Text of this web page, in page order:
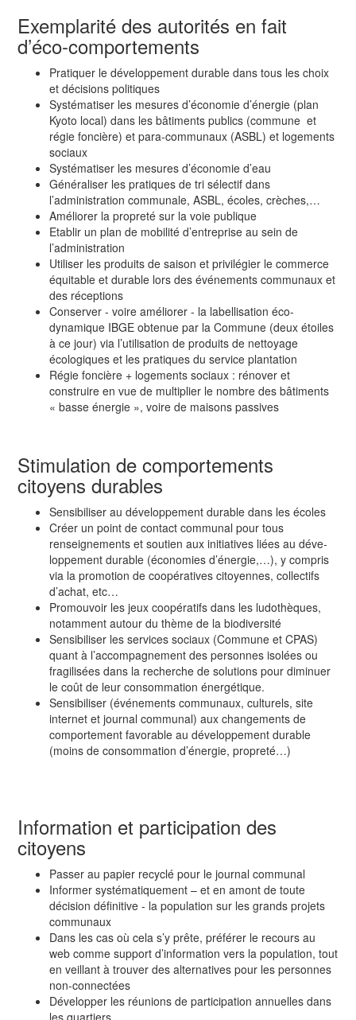
Exemplarité des autorités en fait
d’éco-comportements
Pratiquer le développement durable dans tous les choix
et décisions politiques
Systématiser les mesures d’économie d’énergie (plan
Kyoto local) dans les bâtiments publics (commune et
régie foncière) et para-communaux (ASBL) et logements
sociaux
Systématiser les mesures d’économie d’eau
Généraliser les pratiques de tri sélectif dans
l’administration communale, ASBL, écoles, crèches,…
Améliorer la propreté sur la voie publique
Etablir un plan de mobilité d’entreprise au sein de
l’administration
Utiliser les produits de saison et privilégier le commerce
équitable et durable lors des événements com­munaux et
des réceptions
Conserver - voire améliorer - la labellisation éco-
dynamique IBGE obtenue par la Commune (deux étoiles
à ce jour) via l’utilisation de produits de nettoyage
écologiques et les pratiques du service plantation
Régie foncière + logements sociaux : rénover et
construire en vue de multiplier le nombre des bâtiments
« basse énergie », voire de maisons passives
Stimulation de comportements
citoyens durables
Sensibiliser au développement durable dans les écoles
Créer un point de contact communal pour tous
renseignements et soutien aux initiatives liées au déve­
loppement durable (économies d’énergie,…), y compris
via la promotion de coopératives citoyennes, col­lec­tifs
d’achat, etc…
Promouvoir les jeux coopératifs dans les ludothèques,
notamment autour du thème de la biodiversité
Sensibiliser les services sociaux (Commune et CPAS)
quant à l’accompagnement des personnes isolées ou
fragilisées dans la recherche de solutions pour diminuer
le coût de leur consommation énergétique.
Sensibiliser (événements communaux, culturels, site
internet et journal communal) aux changements de
comportement favorable au développement durable
(moins de consommation d’énergie, propreté…)
Information et participation des
citoyens
Passer au papier recyclé pour le journal communal
Informer systématiquement – et en amont de toute
décision définitive - la population sur les grands projets
communaux
Dans les cas où cela s’y prête, préférer le recours au
web comme support d’information vers la popu­lation, tout
en veillant à trouver des alternatives pour les personnes
non-connectées
Développer les réunions de participation annuelles dans